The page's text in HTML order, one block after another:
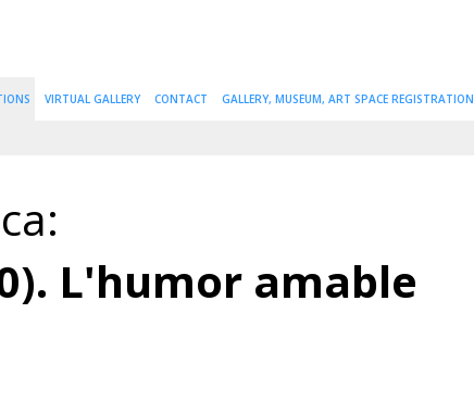
VIRTUAL GALLERY CONTACT GALLERY, MUSEUM, ART SPACE REGISTRATION
L'humor amable